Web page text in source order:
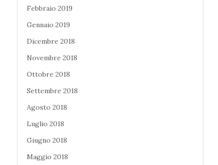
Febbraio 2019
Gennaio 2019
Dicembre 2018
Novembre 2018
Ottobre 2018
Settembre 2018
Agosto 2018
Luglio 2018
Giugno 2018
Maggio 2018